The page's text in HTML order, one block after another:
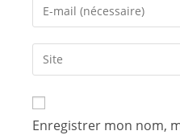
Enregistrer mon nom,